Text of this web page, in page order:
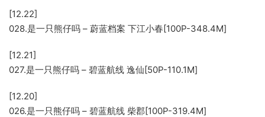
[12.22]
028.是一只熊仔吗 – 蔚蓝档案 下江小春[100P-348.4M]
[12.21]
027.是一只熊仔吗 – 碧蓝航线 逸仙[50P-110.1M]
[12.20]
026.是一只熊仔吗 – 碧蓝航线 柴郡[100P-319.4M]